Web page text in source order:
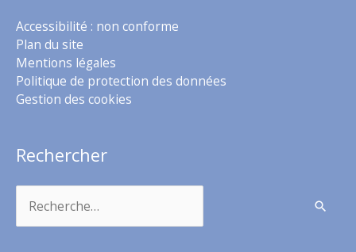
Accessibilité : non conforme
Plan du site
Mentions légales
Politique de protection des données
Gestion des cookies
Rechercher